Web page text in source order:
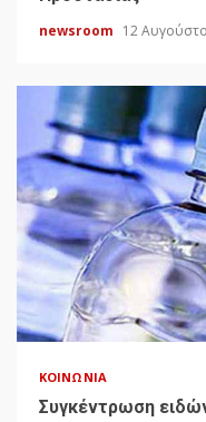
newsroom 12
ΚΟΙΝΩΝΊΑ
Συγκέντρωση